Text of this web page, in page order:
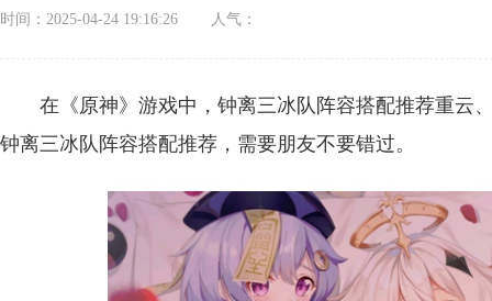
时间：2025-04-24 19:16:26 人气：
在《原神》游戏中，钟离三冰队阵容搭配推荐重云
钟离三冰队阵容搭配推荐，需要朋友不要错过。